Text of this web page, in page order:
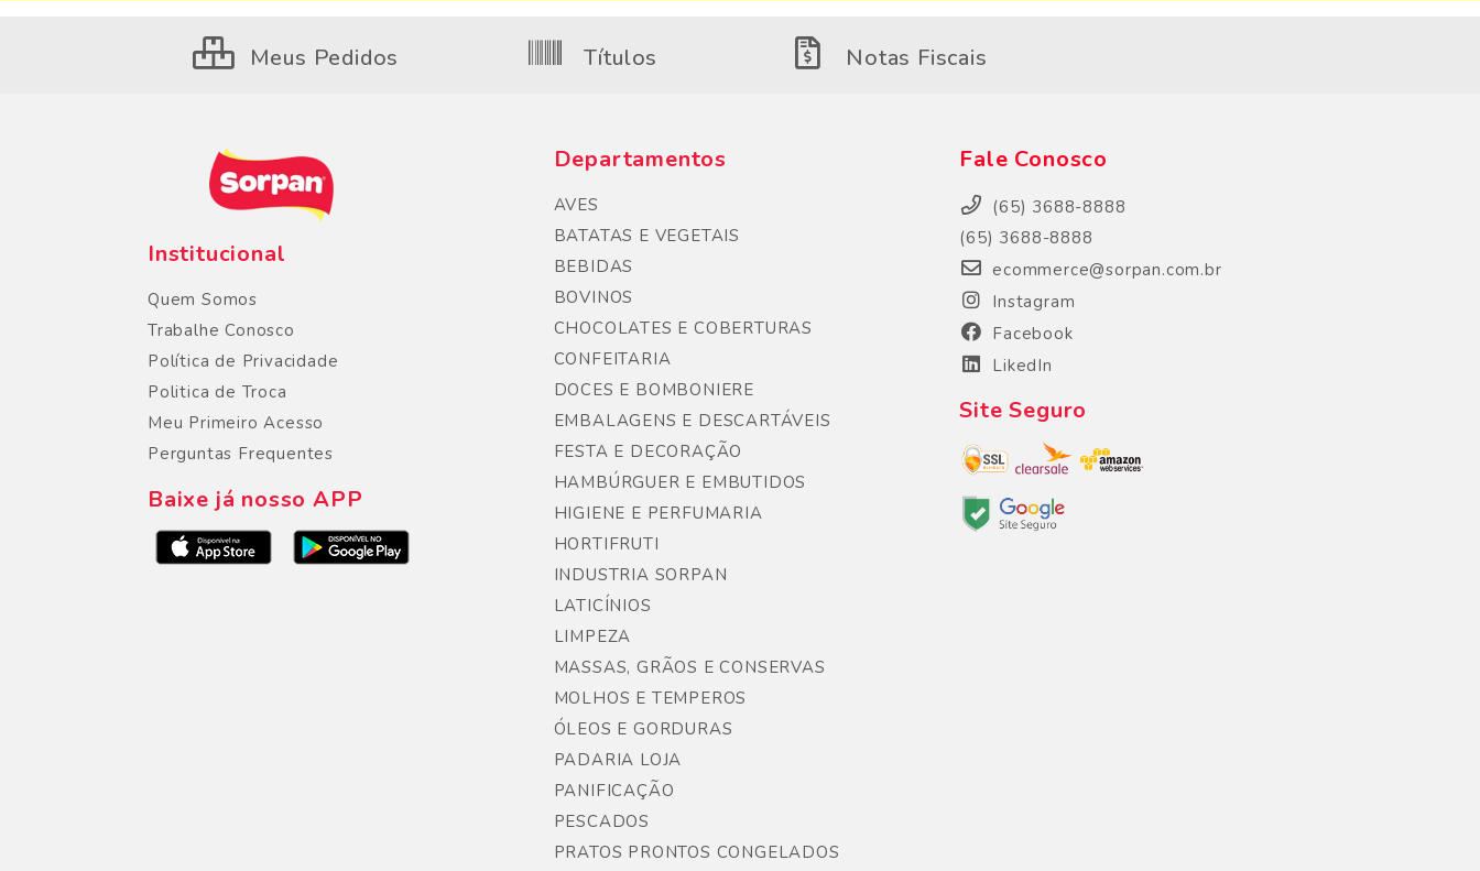
Meus Pedidos Títulos Notas Fiscais
Institucional
Quem Somos
Trabalhe Conosco
Política de Privacidade
Politica de Troca
Meu Primeiro Acesso
Perguntas Frequentes
Baixe já nosso APP
Departamentos
AVES
BATATAS E VEGETAIS
BEBIDAS
BOVINOS
CHOCOLATES E COBERTURAS
CONFEITARIA
DOCES E BOMBONIERE
EMBALAGENS E DESCARTÁVEIS
FESTA E DECORAÇÃO
HAMBÚRGUER E EMBUTIDOS
HIGIENE E PERFUMARIA
HORTIFRUTI
INDUSTRIA SORPAN
LATICÍNIOS
LIMPEZA
MASSAS, GRÃOS E CONSERVAS
MOLHOS E TEMPEROS
ÓLEOS E GORDURAS
PADARIA LOJA
PANIFICAÇÃO
PESCADOS
PRATOS PRONTOS CONGELADOS
Fale Conosco
(65) 3688-8888
(65) 3688-8888
ecommerce@sorpan.com.br
Instagram
Facebook
LikedIn
Site Seguro